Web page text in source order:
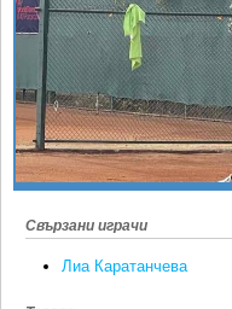
КЛУБОВЕ
БЛОГ
ВИДЕО
ЖЪЛТО
Спорт&Фитнес
Други
Любители
Свързани играчи
Лиа Каратанчева